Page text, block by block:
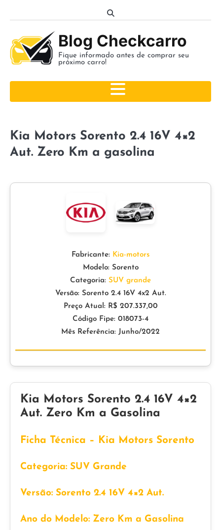
Blog Checkcarro
Fique informado antes de comprar seu
próximo carro!
Kia Motors Sorento 2.4 16V 4×2
Aut. Zero Km a gasolina
Fabricante: Kia-motors
Modelo: Sorento
Categoria: SUV grande
Versão: Sorento 2.4 16V 4x2 Aut.
Preço Atual: R$ 207.337,00
Código Fipe: 018073-4
Mês Referência: Junho/2022
Kia Motors Sorento 2.4 16V 4×2
Aut. Zero Km a Gasolina
Ficha Técnica – Kia Motors Sorento
Categoria: SUV Grande
Versão: Sorento 2.4 16V 4×2 Aut.
Ano do Modelo: Zero Km a Gasolina